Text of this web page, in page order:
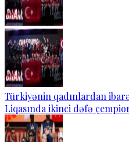
Türkiyənin qadınlardan
Liqasında ikinci dəfə